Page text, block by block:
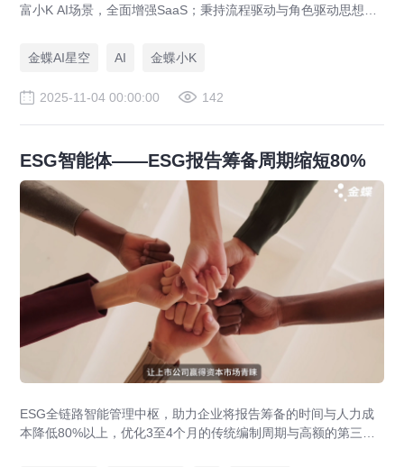
富小K AI场景，全面增强SaaS；秉持流程驱动与角色驱动思想，
金蝶AI星空 AI 金蝶小K
2025-11-04 00:00:00 142
ESG智能体——ESG报告筹备周期缩短80%
ESG全链路智能管理中枢，助力企业将报告筹备的时间与人力成
本降低80%以上，优化3至4个月的传统编制周期与高额的第三方